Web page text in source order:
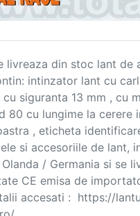
livreaza din stoc lant de
intinzator lant cu
cu siguranta 13 mm , cu
80 cu lungime la
, eticheta
si accesoriile de lant,
/ Germania si se
CE emisa de
accesati :  https://